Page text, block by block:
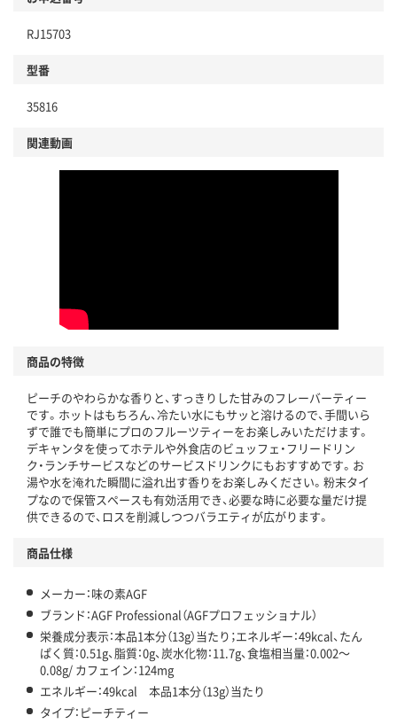
RJ15703
型番
35816
関連動画
商品の特徴
ピーチのやわらかな香りと、すっきりした甘みのフレーバーティー
です。ホットはもちろん、冷たい水にもサッと溶けるので、手間いら
ずで誰でも簡単にプロのフルーツティーをお楽しみいただけます。
デキャンタを使ってホテルや外食店のビュッフェ・フリードリン
ク・ランチサービスなどのサービスドリンクにもおすすめです。お
湯や水を淹れた瞬間に溢れ出す香りをお楽しみください。粉末タイ
プなので保管スペースも有効活用でき、必要な時に必要な量だけ提
供できるので、ロスを削減しつつバラエティが広がります。
商品仕様
メーカー：味の素AGF
ブランド：AGF Professional（AGFプロフェッショナル）
栄養成分表示：本品1本分（13g）当たり；エネルギー：49kcal、たん
ぱく質：0.51g、脂質：0g、炭水化物：11.7g、食塩相当量：0.002～
0.08g/ カフェイン：124mg
エネルギー：49kcal 本品1本分（13g）当たり
タイプ：ピーチティー